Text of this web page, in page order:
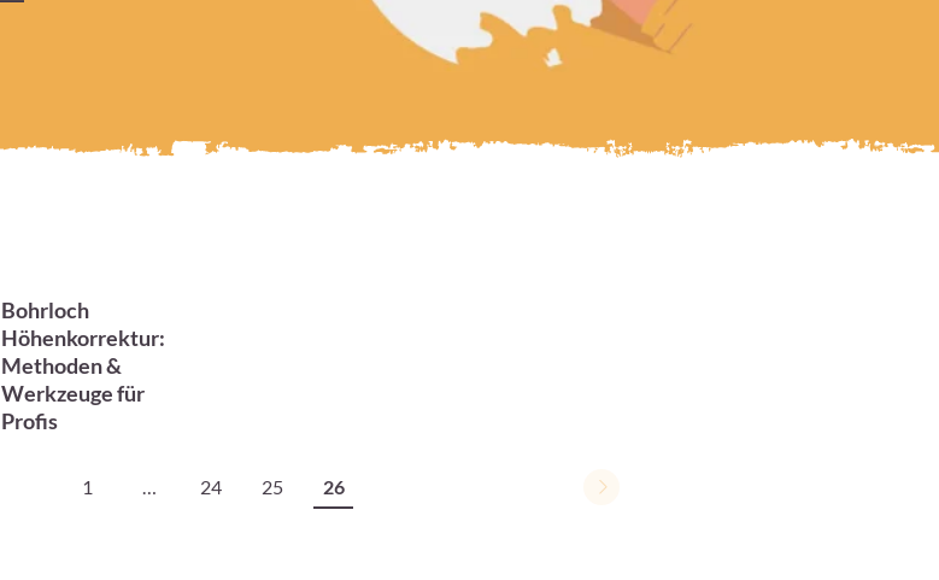
Bohrloch
Höhenkorrektur:
Methoden &
Werkzeuge für
Profis
1 24 25 26